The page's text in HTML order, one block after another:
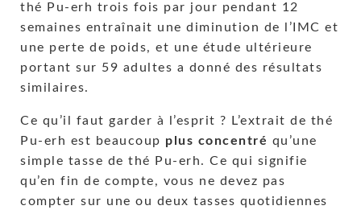
thé Pu-erh trois fois par jour pendant 12
semaines entraînait une diminution de l’IMC et
une perte de poids, et une étude ultérieure
portant sur 59 adultes a donné des résultats
similaires.
Ce qu’il faut garder à l’esprit ? L’extrait de thé
Pu-erh est beaucoup plus concentré qu’une
simple tasse de thé Pu-erh. Ce qui signifie
qu’en fin de compte, vous ne devez pas
compter sur une ou deux tasses quotidiennes